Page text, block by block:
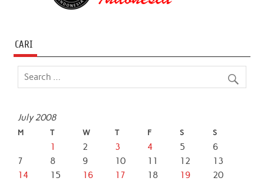
CARI
July 2008
M T W T F S S
1 2 3 4 5
6
7
8 9 10 11 12
13
14
15 16 17 18 19
20